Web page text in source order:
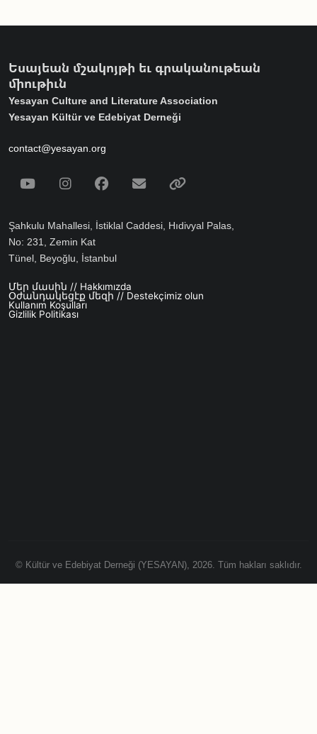
Եսայեան մշակոյթի եւ գրականութեան
միութիւն
Yesayan Culture and Literature Association
Yesayan Kültür ve Edebiyat Derneği
contact@yesayan.org
Social Media
YoutubeInstagramFacebook
Email
Şahkulu Mahallesi, İstiklal Caddesi, Hıdivyal Palas,
No: 231, Zemin Kat
Tünel, Beyoğlu, İstanbul
Footer menu
Մեր մասին // Hakkımızda
Օժանդակեցէք մեզի // Destekçimiz olun
Kullanım Koşulları
Gizlilik Politikası
© Kültür ve Edebiyat Derneği (YESAYAN), 2026. Tüm hakları saklıdır.